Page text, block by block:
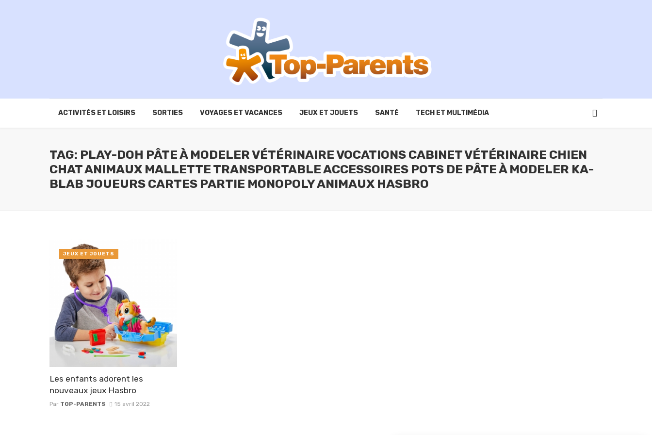
ACTIVITÉS ET LOISIRS SORTIES VOYAGES ET VACANCES JEUX ET JOUETS SANTÉ TECH ET MULTIMÉDIA
TAG: PLAY-DOH PÂTE À MODELER VÉTÉRINAIRE VOCATIONS CABINET VÉTÉRINAIRE CHIEN
CHAT ANIMAUX MALLETTE TRANSPORTABLE ACCESSOIRES POTS DE PÂTE À MODELER KA-
BLAB JOUEURS CARTES PARTIE MONOPOLY ANIMAUX HASBRO
Les enfants adorent les
nouveaux jeux Hasbro
Par TOP-PARENTS 15 avril 2022
JEUX ET JOUETS